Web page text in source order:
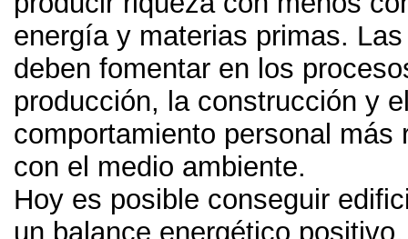
energía y materias primas.
deben fomentar en los
producción, la construcción y
comportamiento personal más
con el medio ambiente.
Hoy es posible conseguir
un balance energético positivo